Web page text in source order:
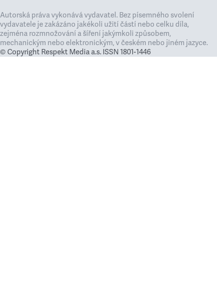
Autorská práva vykonává vydavatel. Bez písemného svolení
vydavatele je zakázáno jakékoli užití částí nebo celku díla,
zejména rozmnožování a šíření jakýmkoli způsobem,
mechanickým nebo elektronickým, v českém nebo jiném jazyce.
© Copyright Respekt Media a.s. ISSN 1801-1446